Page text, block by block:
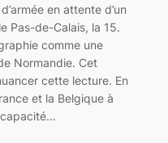
en attente d’un
Pas-de-Calais, la 15.
comme une
Normandie. Cet
cette lecture. En
et la Belgique à
capacité…